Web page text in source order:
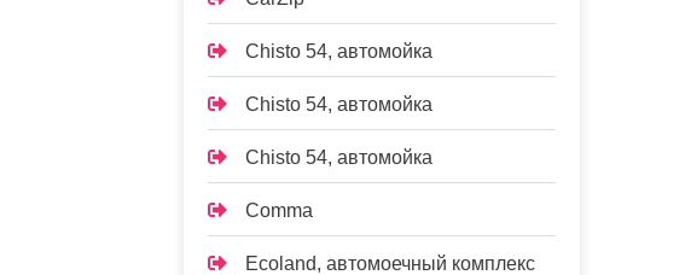
Chisto 54, автомойка
Chisto 54, автомойка
Chisto 54, автомойка
Comma
Ecoland, автомоечный комплекс